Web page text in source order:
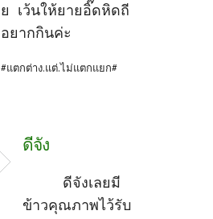
ย เว้นให้ยายอิ๊ดหิดถี
อยากกินค่ะ
#แตกต่าง.แต่.ไม่แตกแยก#
ดีจัง
ดีจังเลยมี
ข้าวคุณภาพไว้รับ